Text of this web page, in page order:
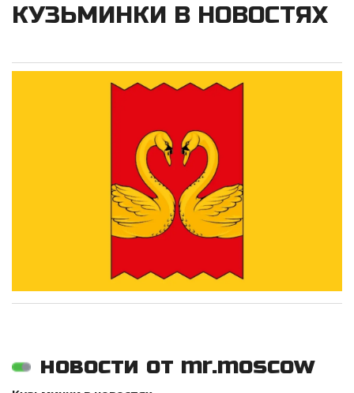
КУЗЬМИНКИ В НОВОСТЯХ
новости от mr.moscow